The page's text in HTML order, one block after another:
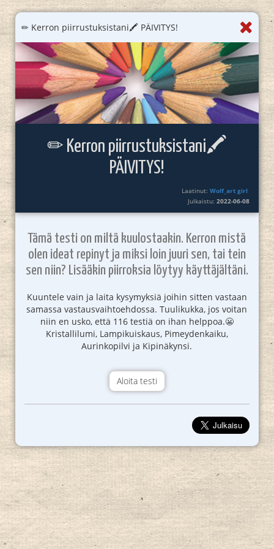
✏ Kerron piirrustuksistani🖍 PÄIVITYS!
✏ Kerron piirrustuksistani🖍
PÄIVITYS!
Laatinut:Wolf_art girl ‎
Julkaistu:2022-06-08
Tämä testi on miltä kuulostaakin. Kerron mistä
olen ideat repinyt ja miksi loin juuri sen, tai tein
sen niin? Lisääkin piirroksia löytyy käyttäjältäni.
Kuuntele vain ja laita kysymyksiä joihin sitten vastaan
samassa vastausvaihtoehdossa. Tuulikukka, jos voitan
niin en usko, että 116 testiä on ihan helppoa.😬
Kristallilumi, Lampikuiskaus, Pimeydenkaiku,
Aurinkopilvi ja Kipinäkynsi.
Aloita testi